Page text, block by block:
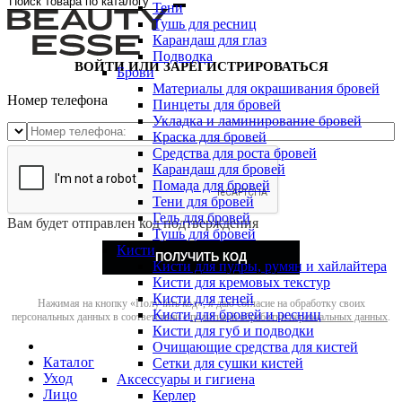
Тени
Тушь для ресниц
Карандаш для глаз
Подводка
Брови
Материалы для окрашивания бровей
Пинцеты для бровей
Укладка и ламинирование бровей
Краска для бровей
Средства для роста бровей
Карандаш для бровей
Помада для бровей
Тени для бровей
Гель для бровей
Тушь для бровей
Кисти
Кисти для пудры, румян и хайлайтера
Кисти для кремовых текстур
Кисти для теней
Кисти для бровей и ресниц
Кисти для губ и подводки
Очищающие средства для кистей
Сетки для сушки кистей
Аксессуары и гигиена
Керлер
ВОЙТИ ИЛИ ЗАРЕГИСТРИРОВАТЬСЯ
Номер телефона
Вам будет отправлен код подтверждения
ПОЛУЧИТЬ КОД
Нажимая на кнопку «Получить код», я даю согласие на обработку своих
персональных данных в соответствии сполитикой обработки персональных данных.
Каталог
Уход
Лицо